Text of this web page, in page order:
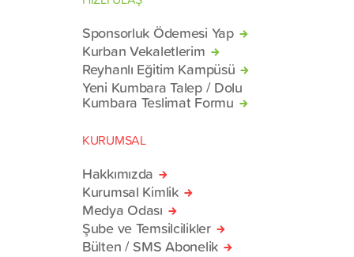
Sponsorluk Ödemesi Yap
Kurban Vekaletlerim
Reyhanlı Eğitim Kampüsü
Yeni Kumbara Talep / Dolu
Kumbara Teslimat Formu
KURUMSAL
Hakkımızda
Kurumsal Kimlik
Medya Odası
Şube ve Temsilcilikler
Bülten / SMS Abonelik